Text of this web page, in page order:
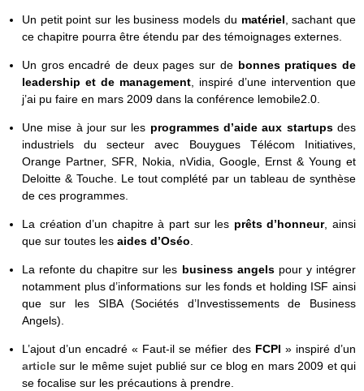
Un petit point sur les business models du matériel , sachant que
ce chapitre pourra être étendu par des témoignages externes.
Un gros encadré de deux pages sur de bonnes pratiques de
leadership et de management, inspiré d’une intervention que
j’ai pu faire en mars 2009 dans la conférence lemobile2.0.
Une mise à jour sur les programmes d’aide aux startupsdes
industriels du secteur avec Bouygues Télécom Initiatives,
Orange Partner, SFR, Nokia, nVidia, Google, Ernst & Young et
Deloitte & Touche. Le tout complété par un tableau de synthèse
de ces programmes.
La création d’un chapitre à part sur les prêts d’honneur, ainsi
que sur toutes lesaides d’Oséo
La refonte du chapitre sur les business angelspour y intégrer
notamment plus d’informations sur les fonds et holding ISF ainsi
que sur les SIBA (Sociétés d’Investissements de Business
Angels).
L’ajout d’un encadré « Faut-il se méfier des FCPI » inspiré d’un
articlesur le même sujet publié sur ce blog en mars 2009 et qui
se focalise sur les précautions à prendre.